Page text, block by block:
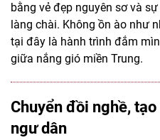
bằng vẻ đẹp nguyên sơ và
làng chài. Không ồn ào như
tại đây là hành trình đắm
giữa nắng gió miền Trung.
Chuyển đồi nghề,
ngư dân